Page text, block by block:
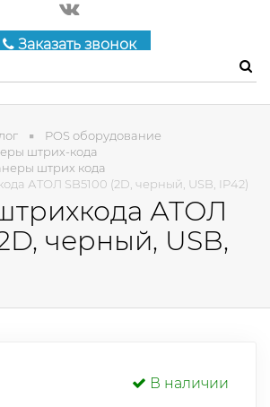
Заказать звонок
POS оборудование
штрих-кода
штрих кода
АТОЛ SB5100 (2D, черный, USB, IP42)
АТОЛ
черный, USB,
В наличии